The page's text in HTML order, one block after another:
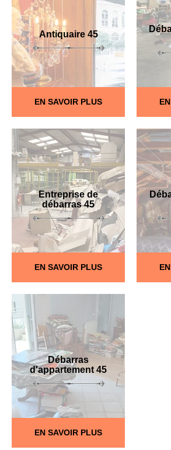
Antiquaire 45
EN SAVOIR PLUS
Entreprise de
débarras 45
EN SAVOIR PLUS
Débarras
d'appartement 45
EN SAVOIR PLUS